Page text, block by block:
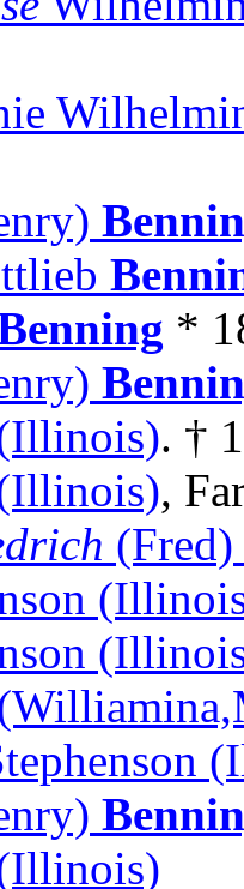
*
. †
,
(Fred)